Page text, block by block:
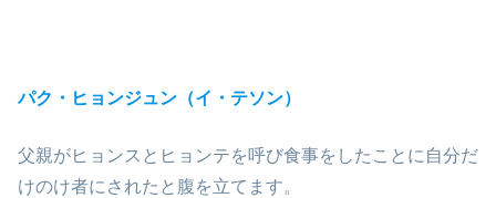
パク・ヒョンジュン（イ・テソン）
父親がヒョンスとヒョンテを呼び食事をしたことに自分だ
けのけ者にされたと腹を立てます。